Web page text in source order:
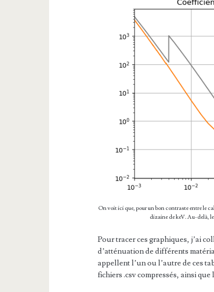
On voit ici que, pour un bon contraste entre le
dizaine de keV. Au-delà,
Pour tracer ces graphiques, j’ai
d’atténuation de différents
appellent l’un ou l’autre de ces
fichiers .csv compressés, ainsi que